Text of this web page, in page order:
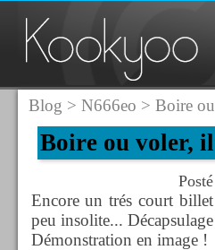
Blog > N666eo > Boire
Boire ou voler,
Encore un trés court
peu insolite...
Démonstration en image !